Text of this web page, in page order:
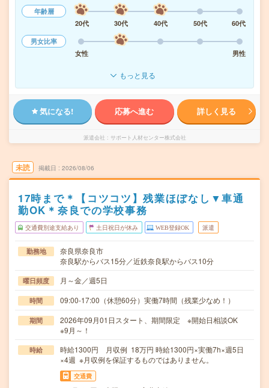
年齢層
20代
30代 40代 50代
60代
男女比率
女性
男性
もっと見る
気になる! 応募へ進む 詳しく見る
派遣会社 サポート人材センター株式会社
未読 掲載日 2026/08/06
17時まで＊【コツコツ】残業ほぼなし▼車通
勤OK＊奈良での学校事務
交通費別途支給あり 土日祝日が休み WEB登録OK 派遣
勤務地
奈良県奈良市
奈良駅からバス15分／近鉄奈良駅からバス10分
曜日頻度 月～金／週5日
時間 09:00-17:00（休憩60分）実働7時間（残業少なめ！）
期間
2026年09月01日スタート、期間限定 ※開始日相談OK
※9月～！
時給
時給1300円 月収例 18万円 時給1300円×実働7h×週5日
×4週 ※月収例を保証するものではありません。
交通費